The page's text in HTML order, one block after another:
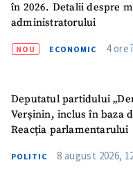
în 2026. Detalii despre
administratorului
NOU ECONOMIC 4 ore
Deputatul partidului
Verșinin, inclus în baza
Reacția parlamentarului
POLITIC 8 august 2026,